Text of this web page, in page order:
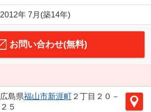
2012年 7月(築14年)
お問い合わせ(無料)
広島県福山市新涯町２丁目２０－
２５